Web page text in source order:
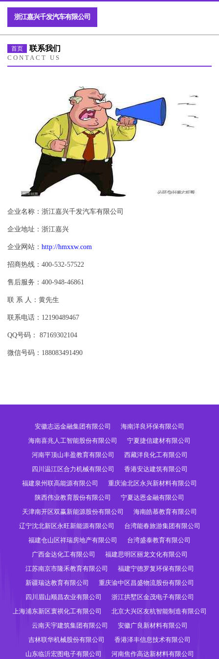
浙江嘉兴千发汽车有限公司
首页 联系我们
CONTACT US
企业名称：浙江嘉兴千发汽车有限公司
企业地址：浙江嘉兴
企业网站： http://hmxxw.com
招商热线：400-532-57522
售后服务：400-948-46861
联 系 人：黄先生
联系电话：12190489467
QQ号码： 87169302104
微信号码：188083491490
安徽志远金融集团有限公司
海南洋良环保有限公司
海南喜兆人工智能股份有限公司
宁夏捷信建材有限公司
河南平顶山丰盈教育有限公司
西藏洋良化工有限公司
四川温江区合力机械有限公司
香港安达建筑有限公司
福建泉州联高能源有限公司
重庆渝北区永兴新材料有限公司
陕西伟业教育股份有限公司
宁夏达恩金融有限公司
天津南开区双赢新能源股份有限公司
海南皓慕教育有限公司
辽宁沈北新区永旺新能源有限公司
台湾能春旅游集团有限公司
福建仓山区祥瑞房地产有限公司
台湾盛泰教育有限公司
广西金达化工有限公司
福建思明区丽龙文化有限公司
江苏南京市隆禾教育有限公司
福建宁德罗复环保有限公司
新疆瑞达教育有限公司
重庆渝中区昌盛物流股份有限公司
四川眉山顺昌农业有限公司
浙江拱墅区金茂电子有限公司
上海浦东新区寰祺化工有限公司
北京大兴区友杭智能制造有限公司
云南天宇建筑集团有限公司
安徽广良新材料有限公司
吉林联华机械股份有限公司
香港泽丰信息技术有限公司
山东临沂宏图电子有限公司
河南焦作高达新材料有限公司